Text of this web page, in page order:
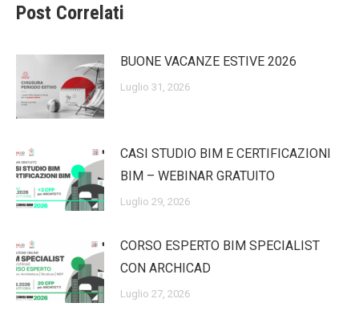
Post Correlati
BUONE VACANZE ESTIVE 2026
Luglio 31, 2026
CASI STUDIO BIM E CERTIFICAZIONI
BIM – WEBINAR GRATUITO
Luglio 29, 2026
CORSO ESPERTO BIM SPECIALIST
CON ARCHICAD
Luglio 27, 2026